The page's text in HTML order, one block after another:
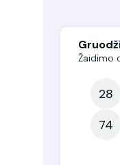
Žaidimo
28
74